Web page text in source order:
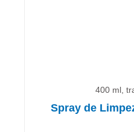
400 ml,
Spray de